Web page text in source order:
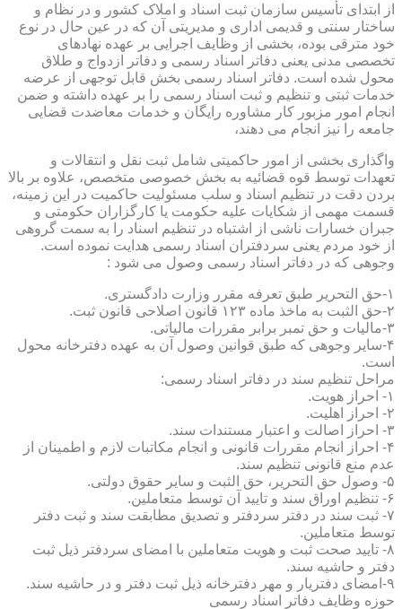
از ابتدای تأسیس سازمان ثبت اسناد و املاک کشور و در نظام و
ساختار سنتی و قدیمی اداری و مدیریتی آن که در عین حال در نوع
خود مترقی بوده، بخشی از وظایف اجرایی بر عهده نهادهای
تخصصی مدنی یعنی دفاتر اسناد رسمی و دفاتر ازدواج و طلاق
محول شده است. دفاتر اسناد رسمی بخش قابل توجهی از عرضه
خدمات ثبتی و تنظیم و ثبت اسناد رسمی را بر عهده داشته و ضمن
انجام امور مزبور کار مشاوره رایگان و خدمات معاضدت قضایی
جامعه را نیز انجام می دهند،
واگذاری بخشی از امور حاکمیتی شامل ثبت نقل و انتقالات و
تعهدات توسط قوه قضائیه به بخش خصوصی متخصص، علاوه بر بالا
بردن دقت در تنظیم اسناد و سلب مسئولیت حاکمیت در این زمینه،
قسمت مهمی از شکایات علیه حکومت یا کارگزاران حکومتی و
جبران خسارات ناشی از اشتباه در تنظیم اسناد را به سمت گروهی
از خود مردم یعنی سردفتران اسناد رسمی هدایت نموده است.
وجوهی که در دفاتر اسناد رسمی وصول می شود :
۱-حق التحریر طبق تعرفه مقرر وزارت دادگستری.
۲-حق الثبت به ماخذ ماده ۱۲۳ قانون اصلاحی قانون ثبت.
۳-مالیات و حق تمبر برابر مقررات مالیاتی.
۴-سایر وجوهی که طبق قوانین وصول آن به عهده دفترخانه محول
است.
مراحل تنظیم سند در دفاتر اسناد رسمی:
۱- احراز هویت.
۲- احراز اهلیت.
۳- احراز اصالت و اعتبار مستندات سند.
۴- احراز انجام مقررات قانونی و انجام مکاتبات لازم و اطمینان از
عدم منع قانونی تنظیم سند.
۵- وصول حق التحریر، حق الثبت و سایر حقوق دولتی.
۶- تنظیم اوراق سند و تایید آن توسط متعاملین.
۷- ثبت سند در دفتر سردفتر و تصدیق مطابقت سند و ثبت دفتر
توسط متعاملین.
۸- تایید صحت ثبت و هویت متعاملین با امضای سردفتر ذیل ثبت
دفتر و حاشیه سند.
۹-امضای دفتریار و مهر دفترخانه ذیل ثبت دفتر و در حاشیه سند.
حوزه وظایف دفاتر اسناد رسمی